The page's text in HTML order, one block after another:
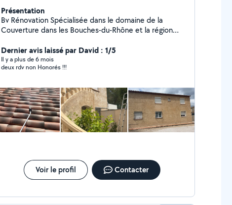
Présentation
Bv Rénovation Spécialisée dans le domaine de la
Couverture dans les Bouches-du-Rhône et la région
de toiture, charpente, installation de panneaux solaires,
ravalement de façade, nettoyage & hydrofugation,
isolation projeté ; tout en garantissant des travaux de
et des normes en vigueur.
Dernier avis laissé par David : 1/5
Il y a plus de 6 mois
deux rdv non Honorés !!!
Voir le profil Contacter